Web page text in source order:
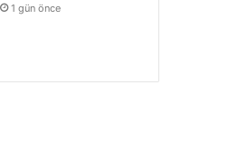
1 gün önce